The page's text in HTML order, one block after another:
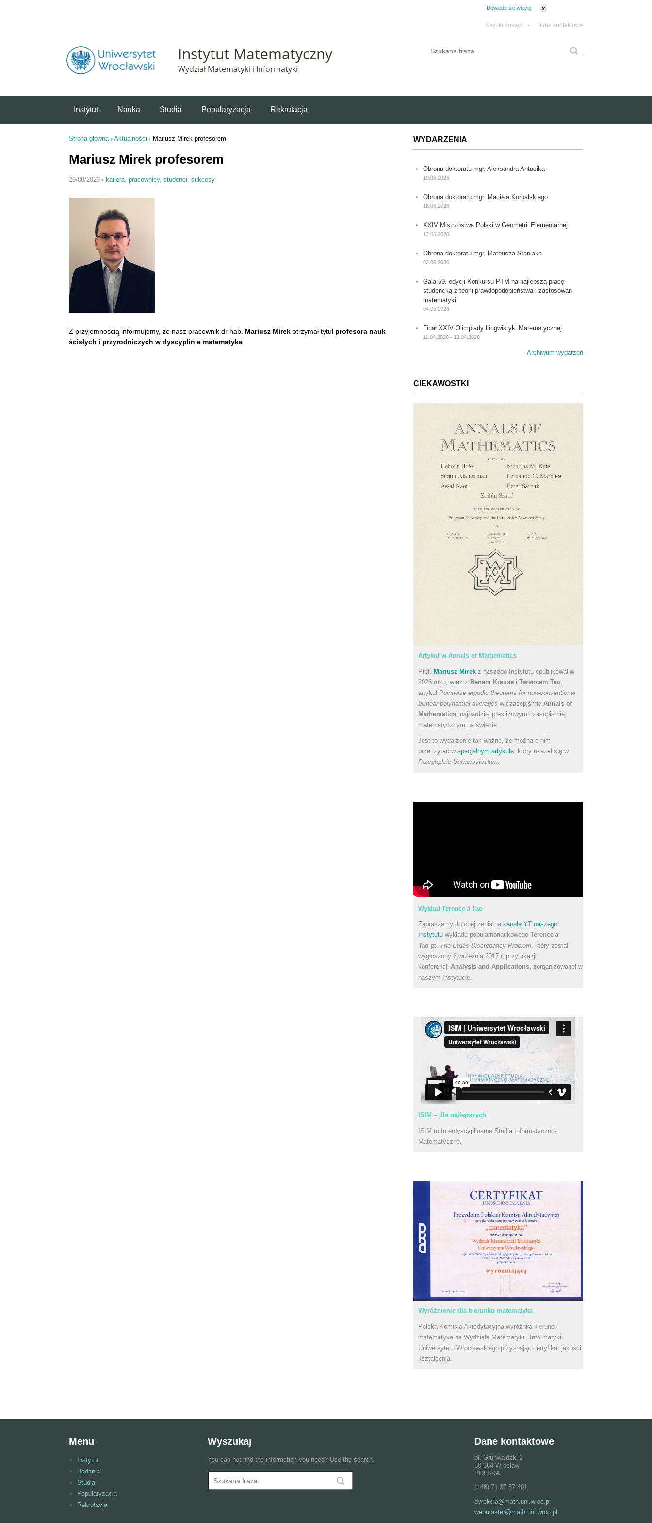
Dowiedz się więcej x
Szybki dostęp • Dane kontaktowe
Instytut Matematyczny
Wydział Matematyki i Informatyki
Formularz wyszukiwania
Wyszukaj
Instytut Nauka Studia Popularyzacja Rekrutacja
Strona główna› Aktualności › Mariusz Mirek profesorem
Mariusz Mirek profesorem
29/08/2023 • kariera, pracownicy, studenci, sukcesy
Z przyjemnością informujemy, że nasz pracownik dr hab. Mariusz Mirek otrzymał tytuł profesora nauk
ścisłych i przyrodniczych w dyscyplinie matematyka
WYDARZENIA
Obrona doktoratu mgr. Aleksandra Antasika
19.06.2026
Obrona doktoratu mgr. Macieja Korpalskiego
18.06.2026
XXIV Mistrzostwa Polski w Geometrii Elementarnej
13.06.2026
Obrona doktoratu mgr. Mateusza Staniaka
02.06.2026
Gala 59. edycji Konkursu PTM na najlepszą pracę
studencką z teorii prawdopodobieństwa i zastosowań
matematyki
04.05.2026
Finał XXIV Olimpiady Lingwistyki Matematycznej
11.04.2026 - 12.04.2026
Archiwum wydarzeń
CIEKAWOSTKI
Artykuł w Annals of Mathematics
Prof. Mariusz Mirek z naszego Instytutu opublikował w
2023 roku, wraz z Benem Krause i Terencem Tao
artykuł Pointwise ergodic theorems for non-conventional
bilinear polynomial averages w czasopiśmie Annals of
Mathematics , najbardziej prestiżowym czasopiśmie
matematycznym na świecie.
Jest to wydarzenie tak ważne, że można o nim
przeczytać w specjalnym artykule, który ukazał się w
Przeglądzie Uniwersyteckim.
Wykład Terence'a Tao
Zapraszamy do obejrzenia na kanale YT naszego
Instytutu wykładu popularnonaukowego Terence'a
Tao pt. The Erdős Discrepancy Problem , który został
wygłoszony 6 września 2017 r. przy okazji
konferencji Analysis and Applications , zorganizowanej w
naszym Instytucie.
ISIM – dla najlepszych
ISIM to Interdyscyplinarne Studia Informatyczno-
Matematyczne.
Wyróżnienie dla kierunku matematyka
Polska Komisja Akredytacyjna wyróżniła kierunek
matematyka na Wydziale Matematyki i Informatyki
Uniwersytetu Wrocławskiego przyznając certyfikat jakości
kształcenia.
Menu
Instytut
Badania
Studia
Popularyzacja
Rekrutacja
Wyszukaj
You can not find the information you need? Use the search.
Formularz wyszukiwania
Wyszukaj
Dane kontaktowe
pl. Grunwaldzki 2
50-384 Wrocław
POLSKA
(+48) 71 37 57 401
dyrekcja@math.uni.wroc.pl
webmaster@math.uni.wroc.pl